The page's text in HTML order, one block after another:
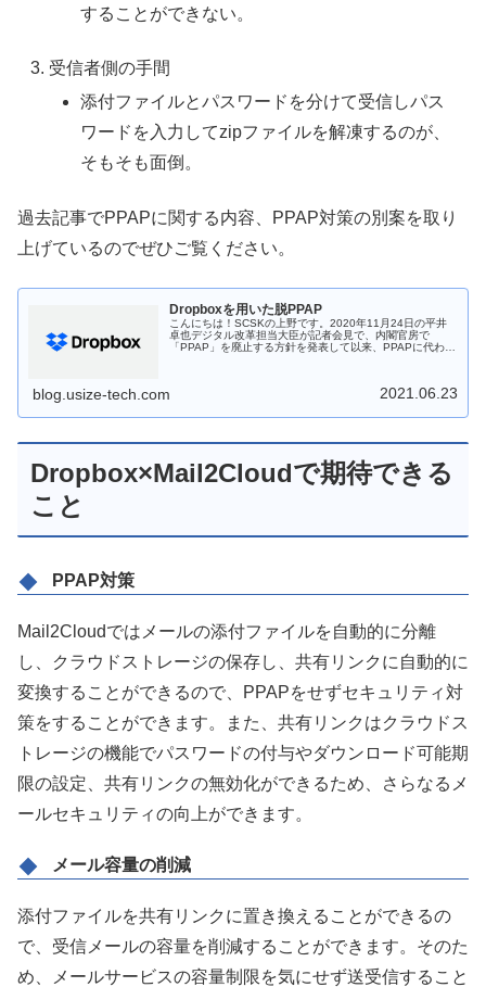
することができない。
受信者側の手間
添付ファイルとパスワードを分けて受信しパス
ワードを入力してzipファイルを解凍するのが、
そもそも面倒。
過去記事でPPAPに関する内容、PPAP対策の別案を取り
上げているのでぜひご覧ください。
Dropboxを用いた脱PPAP
こんにちは！SCSKの上野です。2020年11月24日の平井
卓也デジタル改革担当大臣が記者会見で、内閣官房で
「PPAP」を廃止する方針を発表して以来、PPAPに代わる
blog.usize-tech.com 2021.06.23
Dropbox×Mail2Cloudで期待できる
こと
PPAP対策
Mail2Cloudではメールの添付ファイルを自動的に分離
し、クラウドストレージの保存し、共有リンクに自動的に
変換することができるので、PPAPをせずセキュリティ対
策をすることができます。また、共有リンクはクラウドス
トレージの機能でパスワードの付与やダウンロード可能期
限の設定、共有リンクの無効化ができるため、さらなるメ
ールセキュリティの向上ができます。
メール容量の削減
添付ファイルを共有リンクに置き換えることができるの
で、受信メールの容量を削減することができます。そのた
め、メールサービスの容量制限を気にせず送受信すること